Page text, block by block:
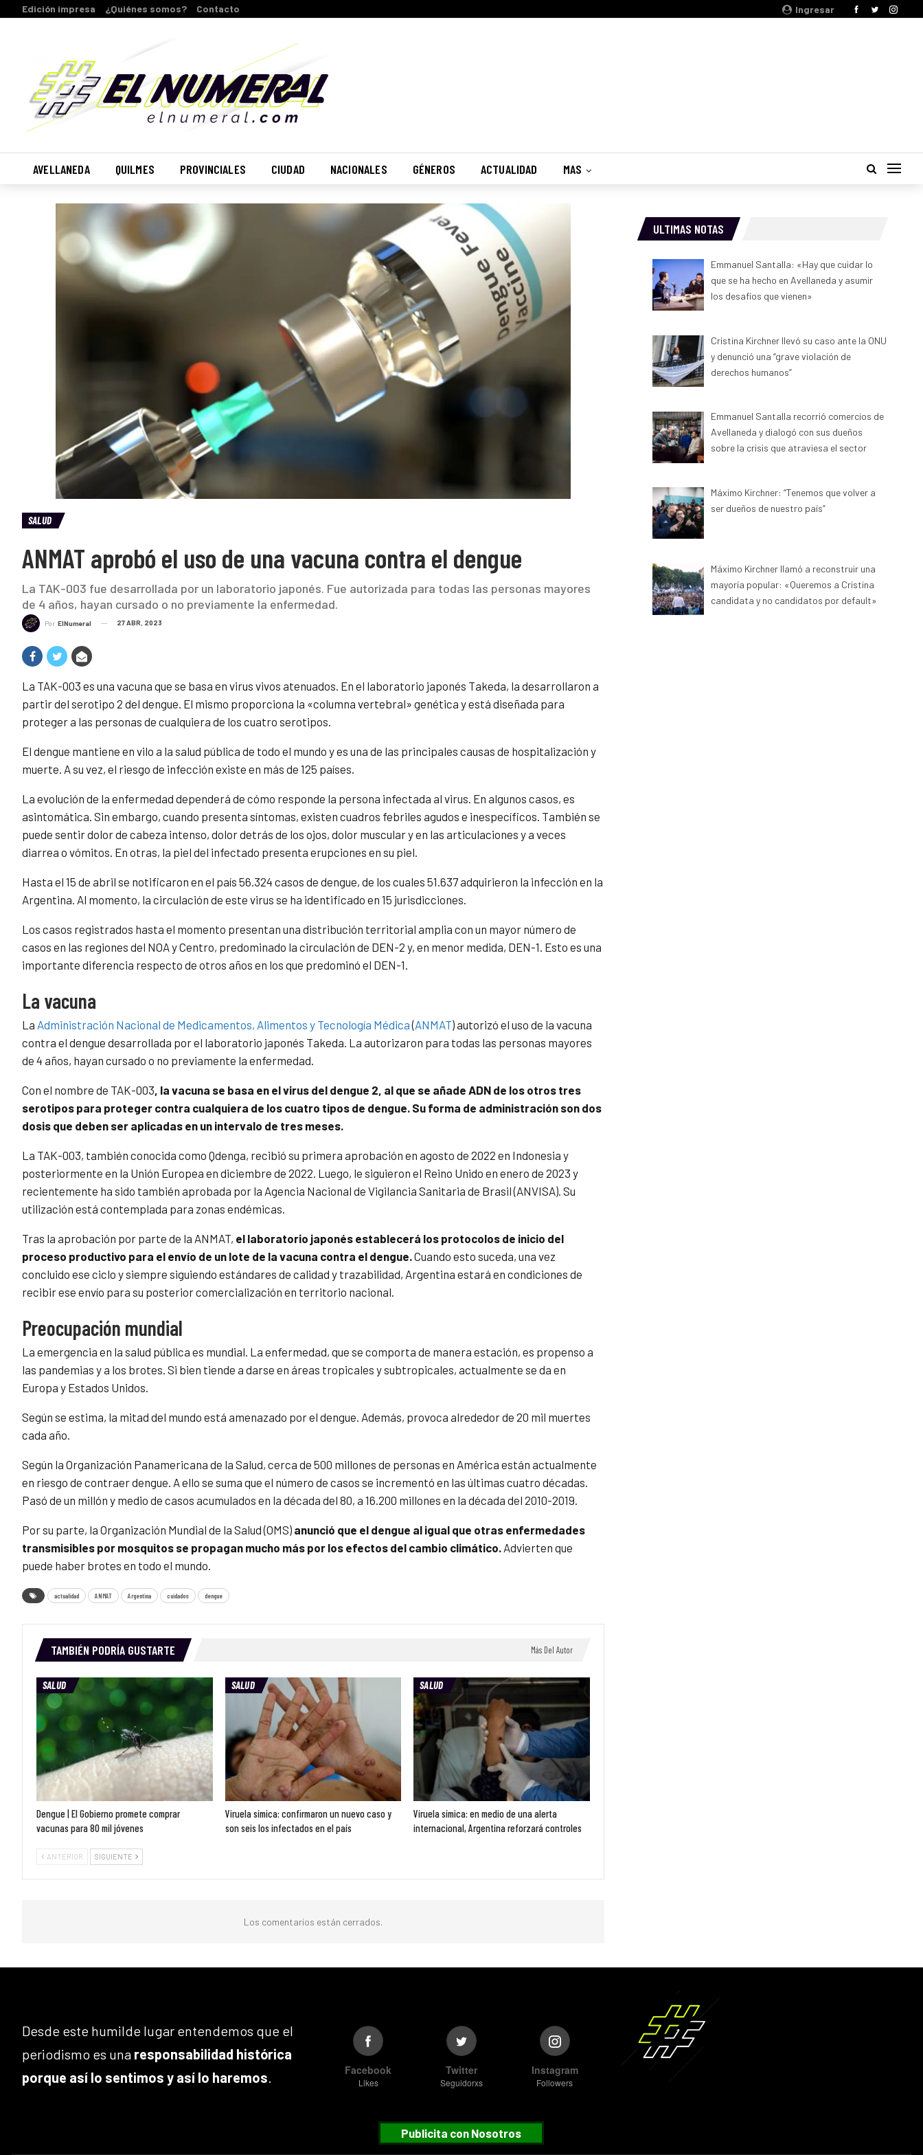
Ingresar
Edición impresa ¿Quiénes somos? Contacto
AVELLANEDA QUILMES PROVINCIALES CIUDAD NACIONALES GÉNEROS ACTUALIDAD MAS
SALUD
ANMAT aprobó el uso de una vacuna contra el dengue
La TAK-003 fue desarrollada por un laboratorio japonés. Fue autorizada para todas las personas mayores
de 4 años, hayan cursado o no previamente la enfermedad.
Por ElNumeral 27 ABR, 2023
La TAK-003 es una vacuna que se basa en virus vivos atenuados. En el laboratorio japonés Takeda, la desarrollaron a
partir del serotipo 2 del dengue. El mismo proporciona la «columna vertebral» genética y está diseñada para
proteger a las personas de cualquiera de los cuatro serotipos.
El dengue mantiene en vilo a la salud pública de todo el mundo y es una de las principales causas de hospitalización y
muerte. A su vez, el riesgo de infección existe en más de 125 países.
La evolución de la enfermedad dependerá de cómo responde la persona infectada al virus. En algunos casos, es
asintomática. Sin embargo, cuando presenta síntomas, existen cuadros febriles agudos e inespecíficos. También se
puede sentir dolor de cabeza intenso, dolor detrás de los ojos, dolor muscular y en las articulaciones y a veces
diarrea o vómitos. En otras, la piel del infectado presenta erupciones en su piel.
Hasta el 15 de abril se notificaron en el país 56.324 casos de dengue, de los cuales 51.637 adquirieron la infección en la
Argentina. Al momento, la circulación de este virus se ha identificado en 15 jurisdicciones.
Los casos registrados hasta el momento presentan una distribución territorial amplia con un mayor número de
casos en las regiones del NOA y Centro, predominado la circulación de DEN-2 y, en menor medida, DEN-1. Esto es una
importante diferencia respecto de otros años en los que predominó el DEN-1.
La vacuna
La Administración Nacional de Medicamentos, Alimentos y Tecnología Médica(ANMAT) autorizó el uso de la vacuna
contra el dengue desarrollada por el laboratorio japonés Takeda. La autorizaron para todas las personas mayores
de 4 años, hayan cursado o no previamente la enfermedad.
Con el nombre de TAK-003, la vacuna se basa en el virus del dengue 2, al que se añade ADN de los otros tres
serotipos para proteger contra cualquiera de los cuatro tipos de dengue. Su forma de administración son dos
dosis que deben ser aplicadas en un intervalo de tres meses.
La TAK-003, también conocida como Qdenga, recibió su primera aprobación en agosto de 2022 en Indonesia y
posteriormente en la Unión Europea en diciembre de 2022. Luego, le siguieron el Reino Unido en enero de 2023 y
recientemente ha sido también aprobada por la Agencia Nacional de Vigilancia Sanitaria de Brasil (ANVISA). Su
utilización está contemplada para zonas endémicas.
Tras la aprobación por parte de la ANMAT, el laboratorio japonés establecerá los protocolos de inicio del
proceso productivo para el envío de un lote de la vacuna contra el dengue.Cuando esto suceda, una vez
concluido ese ciclo y siempre siguiendo estándares de calidad y trazabilidad, Argentina estará en condiciones de
recibir ese envío para su posterior comercialización en territorio nacional.
Preocupación mundial
La emergencia en la salud pública es mundial. La enfermedad, que se comporta de manera estación, es propenso a
las pandemias y a los brotes. Si bien tiende a darse en áreas tropicales y subtropicales, actualmente se da en
Europa y Estados Unidos.
Según se estima, la mitad del mundo está amenazado por el dengue. Además, provoca alrededor de 20 mil muertes
cada año.
Según la Organización Panamericana de la Salud, cerca de 500 millones de personas en América están actualmente
en riesgo de contraer dengue. A ello se suma que el número de casos se incrementó en las últimas cuatro décadas.
Pasó de un millón y medio de casos acumulados en la década del 80, a 16.200 millones en la década del 2010-2019.
Por su parte, la Organización Mundial de la Salud (OMS) anunció que el dengue al igual que otras enfermedades
transmisibles por mosquitos se propagan mucho más por los efectos del cambio climático. Advierten que
puede haber brotes en todo el mundo.
actualidad ANMAT Argentina cuidados dengue
TAMBIÉN PODRÍA GUSTARTE Más Del Autor
SALUD
Dengue | El Gobierno promete comprar
vacunas para 80 mil jóvenes
SALUD
Viruela símica: confirmaron un nuevo caso y
son seis los infectados en el país
SALUD
Viruela símica: en medio de una alerta
internacional, Argentina reforzará controles
ANTERIOR SIGUIENTE
Los comentarios están cerrados.
ULTIMAS NOTAS
Emmanuel Santalla: «Hay que cuidar lo
que se ha hecho en Avellaneda y asumir
los desafíos que vienen»
Cristina Kirchner llevó su caso ante la ONU
y denunció una “grave violación de
derechos humanos”
Emmanuel Santalla recorrió comercios de
Avellaneda y dialogó con sus dueños
sobre la crisis que atraviesa el sector
Máximo Kirchner: “Tenemos que volver a
ser dueños de nuestro país”
Máximo Kirchner llamó a reconstruir una
mayoría popular: «Queremos a Cristina
candidata y no candidatos por default»
Desde este humilde lugar entendemos que el
periodismo es una responsabilidad histórica
porque así lo sentimos y así lo haremos. Facebook
Likes
Twitter
Seguidorxs
Instagram
Followers
Publicita con Nosotros